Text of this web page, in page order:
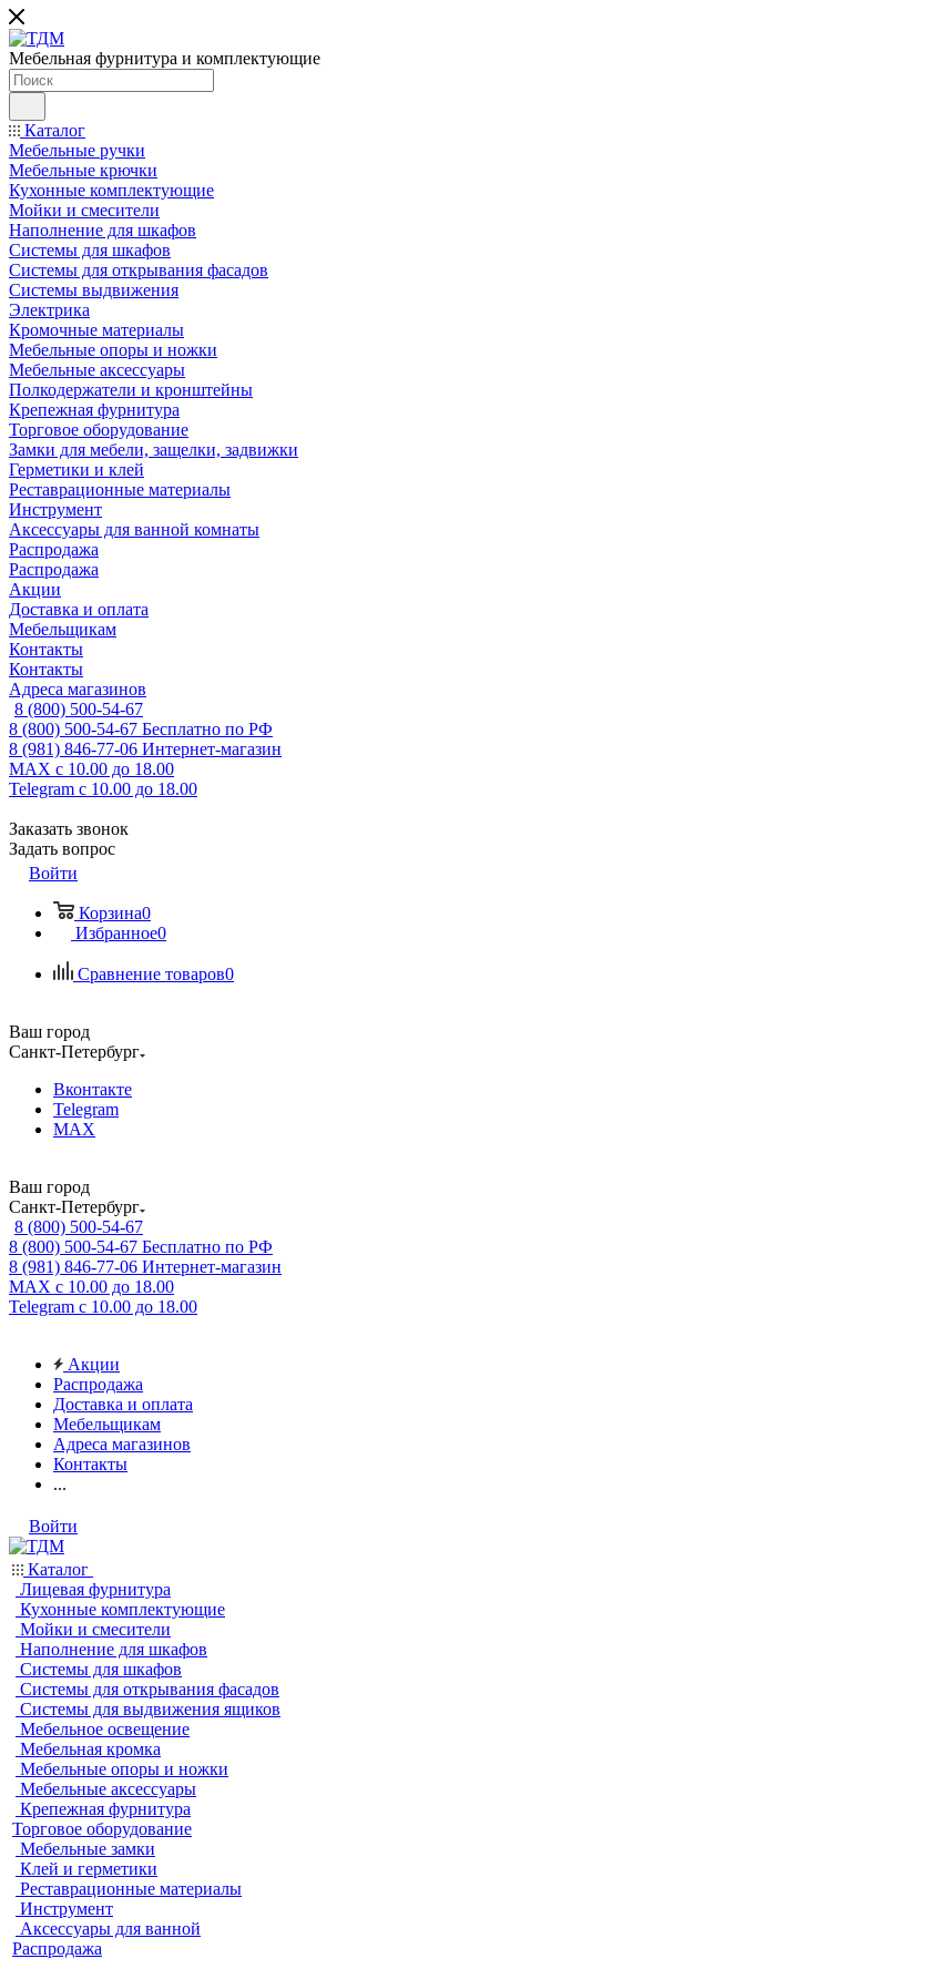
Мебельная фурнитура и комплектующие
Каталог
Мебельные ручки
Мебельные крючки
Кухонные комплектующие
Мойки и смесители
Наполнение для шкафов
Cистемы для шкафов
Системы для открывания фасадов
Системы выдвижения
Электрика
Кромочные материалы
Мебельные опоры и ножки
Мебельные аксессуары
Полкодержатели и кронштейны
Крепежная фурнитура
Торговое оборудование
Замки для мебели, защелки, задвижки
Герметики и клей
Реставрационные материалы
Инструмент
Аксессуары для ванной комнаты
Распродажа
Распродажа
Акции
Доставка и оплата
Мебельщикам
Контакты
Контакты
Адреса магазинов
8 (800) 500-54-67
8 (800) 500-54-67 Бесплатно по РФ
8 (981) 846-77-06 Интернет-магазин
MAX с 10.00 до 18.00
Telegram с 10.00 до 18.00
Заказать звонок
Задать вопрос
Войти
Корзина0
Избранное0
Сравнение товаров0
Ваш город
Санкт-Петербург
Вконтакте
Telegram
MAX
Ваш город
Санкт-Петербург
8 (800) 500-54-67
8 (800) 500-54-67 Бесплатно по РФ
8 (981) 846-77-06 Интернет-магазин
MAX с 10.00 до 18.00
Telegram с 10.00 до 18.00
Акции
Распродажа
Доставка и оплата
Мебельщикам
Адреса магазинов
Контакты
...
Войти
Каталог
Лицевая фурнитура
Кухонные комплектующие
Мойки и смесители
Наполнение для шкафов
Системы для шкафов
Системы для открывания фасадов
Системы для выдвижения ящиков
Мебельное освещение
Мебельная кромка
Мебельные опоры и ножки
Мебельные аксессуары
Крепежная фурнитура
Торговое оборудование
Мебельные замки
Клей и герметики
Реставрационные материалы
Инструмент
Аксессуары для ванной
Распродажа